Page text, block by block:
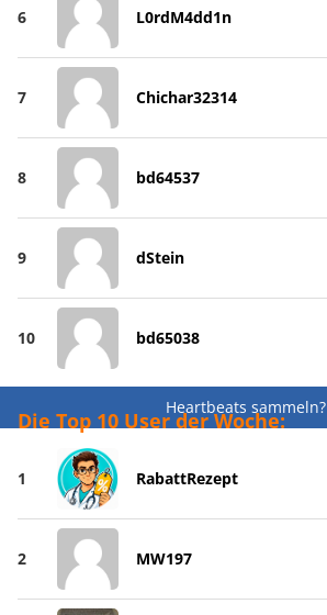
6 L0rdM4dd1n
7 Chichar32314
8 bd64537
9 dStein
10 bd65038
Heartbeats sammeln?
Die Top 10 User der Woche:
1 RabattRezept
2 MW197